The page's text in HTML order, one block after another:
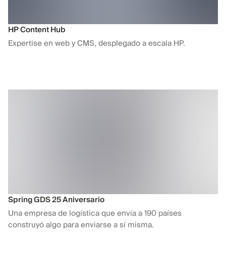
HP Content Hub
Expertise en web y CMS, desplegado a escala HP.
Spring GDS 25 Aniversario
Una empresa de logística que envía a 190 países
construyó algo para enviarse a sí misma.